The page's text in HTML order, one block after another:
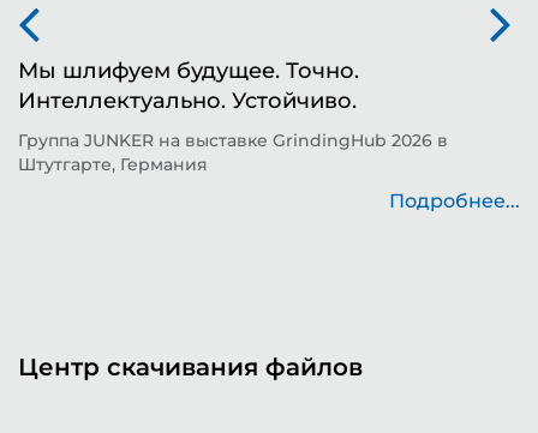
Мы шлифуем будущее. Точно.
Интеллектуально. Устойчиво.
Группа JUNKER на выставке GrindingHub 2026 в
Штутгарте, Германия
Подробнее...
Центр скачивания файлов